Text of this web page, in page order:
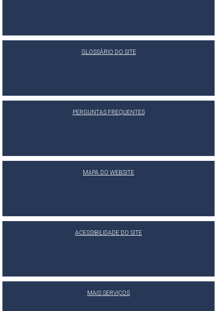
GLOSSÁRIO DO SITE
PERGUNTAS FREQUENTES
MAPA DO WEBSITE
ACESSIBILIDADE DO SITE
MAIS SERVIÇOS